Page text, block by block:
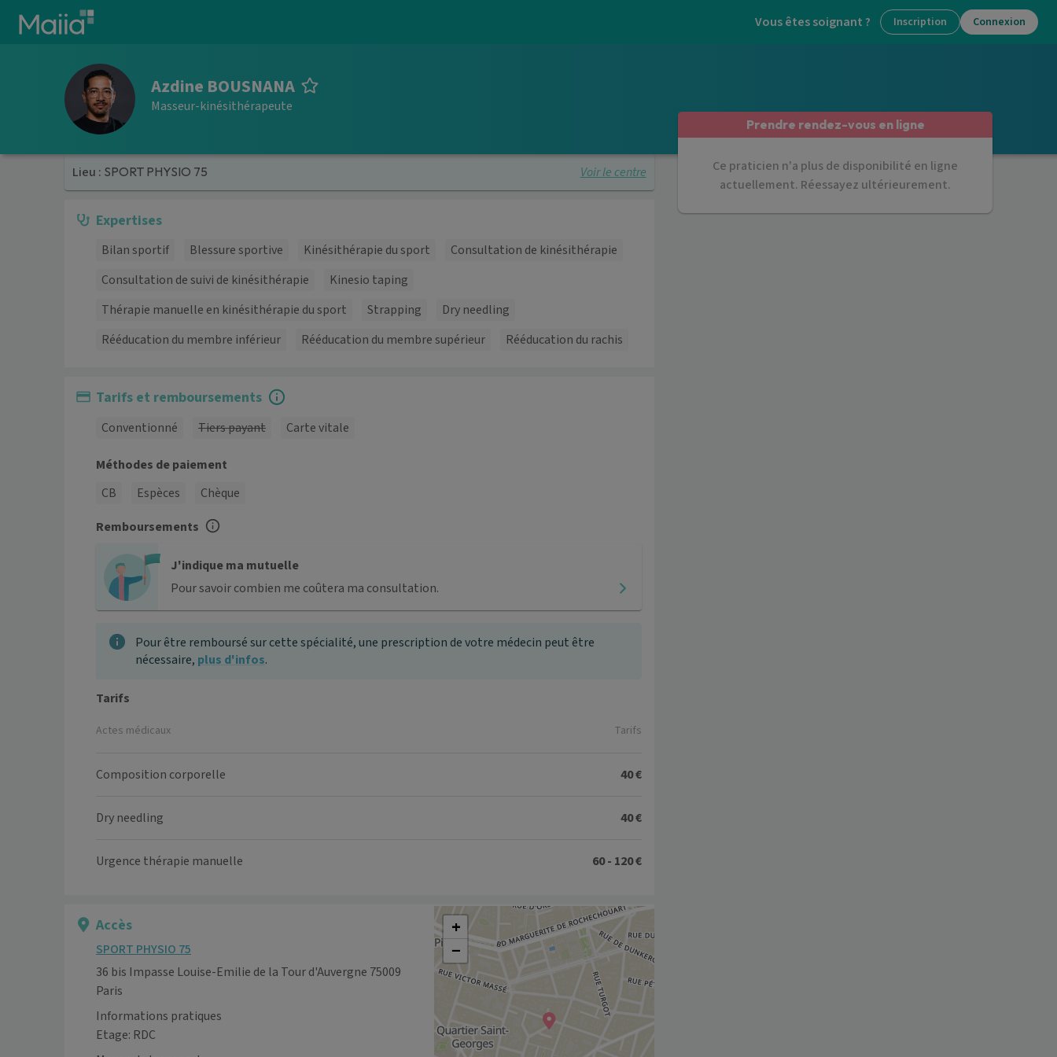
Aller au contenu principal Vous êtes soignant ? Inscription Connexion
Azdine BOUSNANA
Masseur-kinésithérapeute
Lieu : SPORT PHYSIO 75 Voir le centre
Expertises
Bilan sportif Blessure sportive Kinésithérapie du sport
Consultation de kinésithérapie
Consultation de suivi de kinésithérapie
Kinesio taping
Thérapie manuelle en kinésithérapie du sport
Strapping
Dry needling
Rééducation du membre inférieur
Rééducation du membre supérieur Rééducation du rachis
Tarifs et remboursements
Conventionné Tiers payant Carte vitale
Méthodes de paiement
CB
Espèces
Chèque
Remboursements
J'indique ma mutuelle
Pour savoir combien me coûtera ma consultation.
Pour être remboursé sur cette spécialité, une prescription de votre médecin peut être
nécessaire, plus d'infos.
Tarifs
Actes médicaux Tarifs
Composition corporelle 40 €
Dry needling 40 €
Urgence thérapie manuelle 60 - 120 €
Accès
SPORT PHYSIO 75
36 bis Impasse Louise-Emilie de la Tour d'Auvergne 75009
Paris
Informations pratiques
Etage: RDC
+
−
Prendre rendez-vous en ligne
Ce praticien n'a plus de disponibilité en ligne
actuellement. Réessayez ultérieurement.